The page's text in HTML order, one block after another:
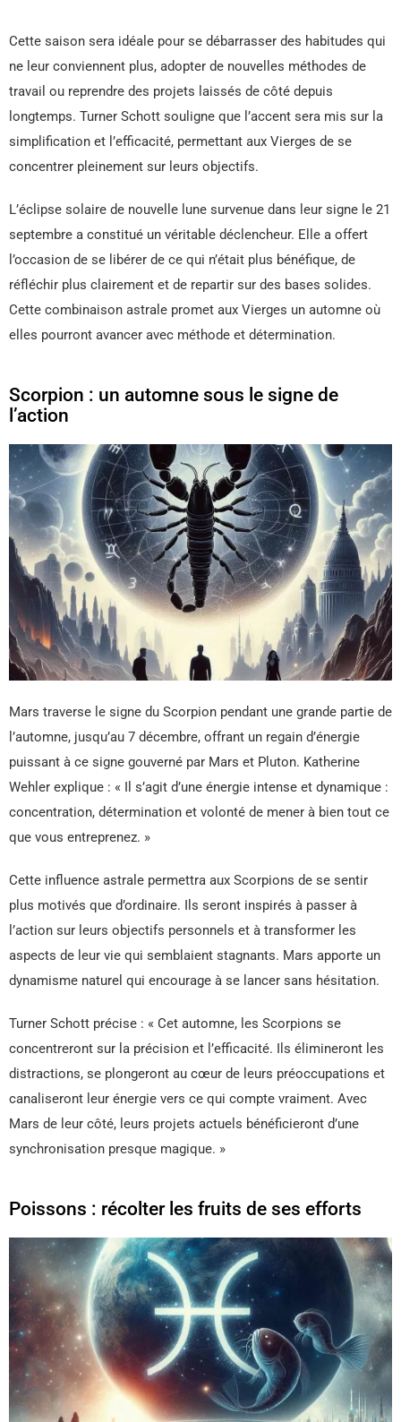
Cette saison sera idéale pour se débarrasser des habitudes qui
ne leur conviennent plus, adopter de nouvelles méthodes de
travail ou reprendre des projets laissés de côté depuis
longtemps. Turner Schott souligne que l’accent sera mis sur la
simplification et l’efficacité, permettant aux Vierges de se
concentrer pleinement sur leurs objectifs.
L’éclipse solaire de nouvelle lune survenue dans leur signe le 21
septembre a constitué un véritable déclencheur. Elle a offert
l’occasion de se libérer de ce qui n’était plus bénéfique, de
réfléchir plus clairement et de repartir sur des bases solides.
Cette combinaison astrale promet aux Vierges un automne où
elles pourront avancer avec méthode et détermination.
Scorpion : un automne sous le signe de
l’action
Mars traverse le signe du Scorpion pendant une grande partie de
l’automne, jusqu’au 7 décembre, offrant un regain d’énergie
puissant à ce signe gouverné par Mars et Pluton. Katherine
Wehler explique : « Il s’agit d’une énergie intense et dynamique :
concentration, détermination et volonté de mener à bien tout ce
que vous entreprenez. »
Cette influence astrale permettra aux Scorpions de se sentir
plus motivés que d’ordinaire. Ils seront inspirés à passer à
l’action sur leurs objectifs personnels et à transformer les
aspects de leur vie qui semblaient stagnants. Mars apporte un
dynamisme naturel qui encourage à se lancer sans hésitation.
Turner Schott précise : « Cet automne, les Scorpions se
concentreront sur la précision et l’efficacité. Ils élimineront les
distractions, se plongeront au cœur de leurs préoccupations et
canaliseront leur énergie vers ce qui compte vraiment. Avec
Mars de leur côté, leurs projets actuels bénéficieront d’une
synchronisation presque magique. »
Poissons : récolter les fruits de ses efforts